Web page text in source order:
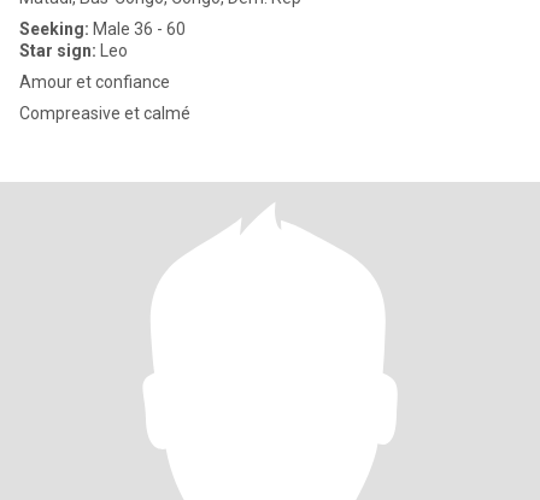
Seeking: Male 36 - 60
Star sign: Leo
Amour et confiance
Compreasive et calmé